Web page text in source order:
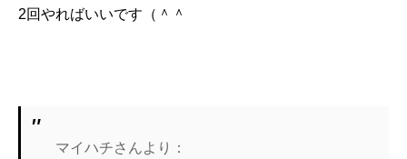
2回やればいいです（＾＾
マイハチさんより：